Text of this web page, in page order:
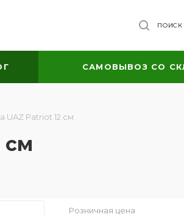
ПОИСК
САМОВЫВОЗ СО
UAZ Patriot 12 см
см
Розничная цена